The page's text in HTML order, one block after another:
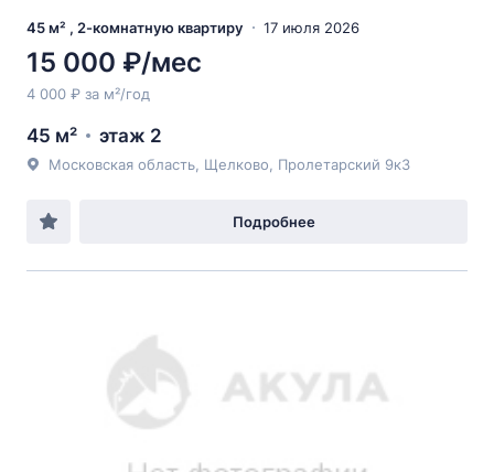
45 м² , 2-комнатную квартиру 17 июля 2026
15 000 ₽/мес
4 000 ₽ за м²/год
45 м² этаж 2
Московская область, Щелково, Пролетарский 9к3
Подробнее